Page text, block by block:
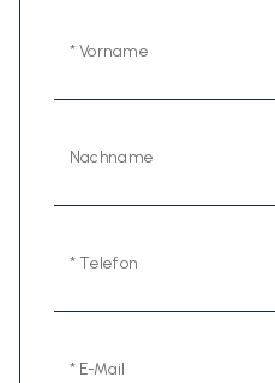
* Vorname
Nachname
* Telefon
* E-Mail